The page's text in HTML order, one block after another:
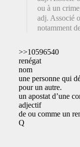
ou à un
adj. Associé
notamment
>>10596540
renégat
nom
une personne qui
pour un autre.
un apostat d’une
adjectif
de ou comme un
Q